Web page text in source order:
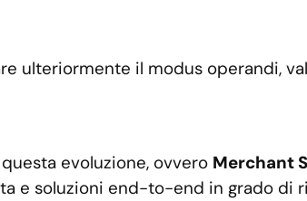
ulteriormente il modus operandi,
evoluzione, ovvero Merchant
e soluzioni end-to-end in grado